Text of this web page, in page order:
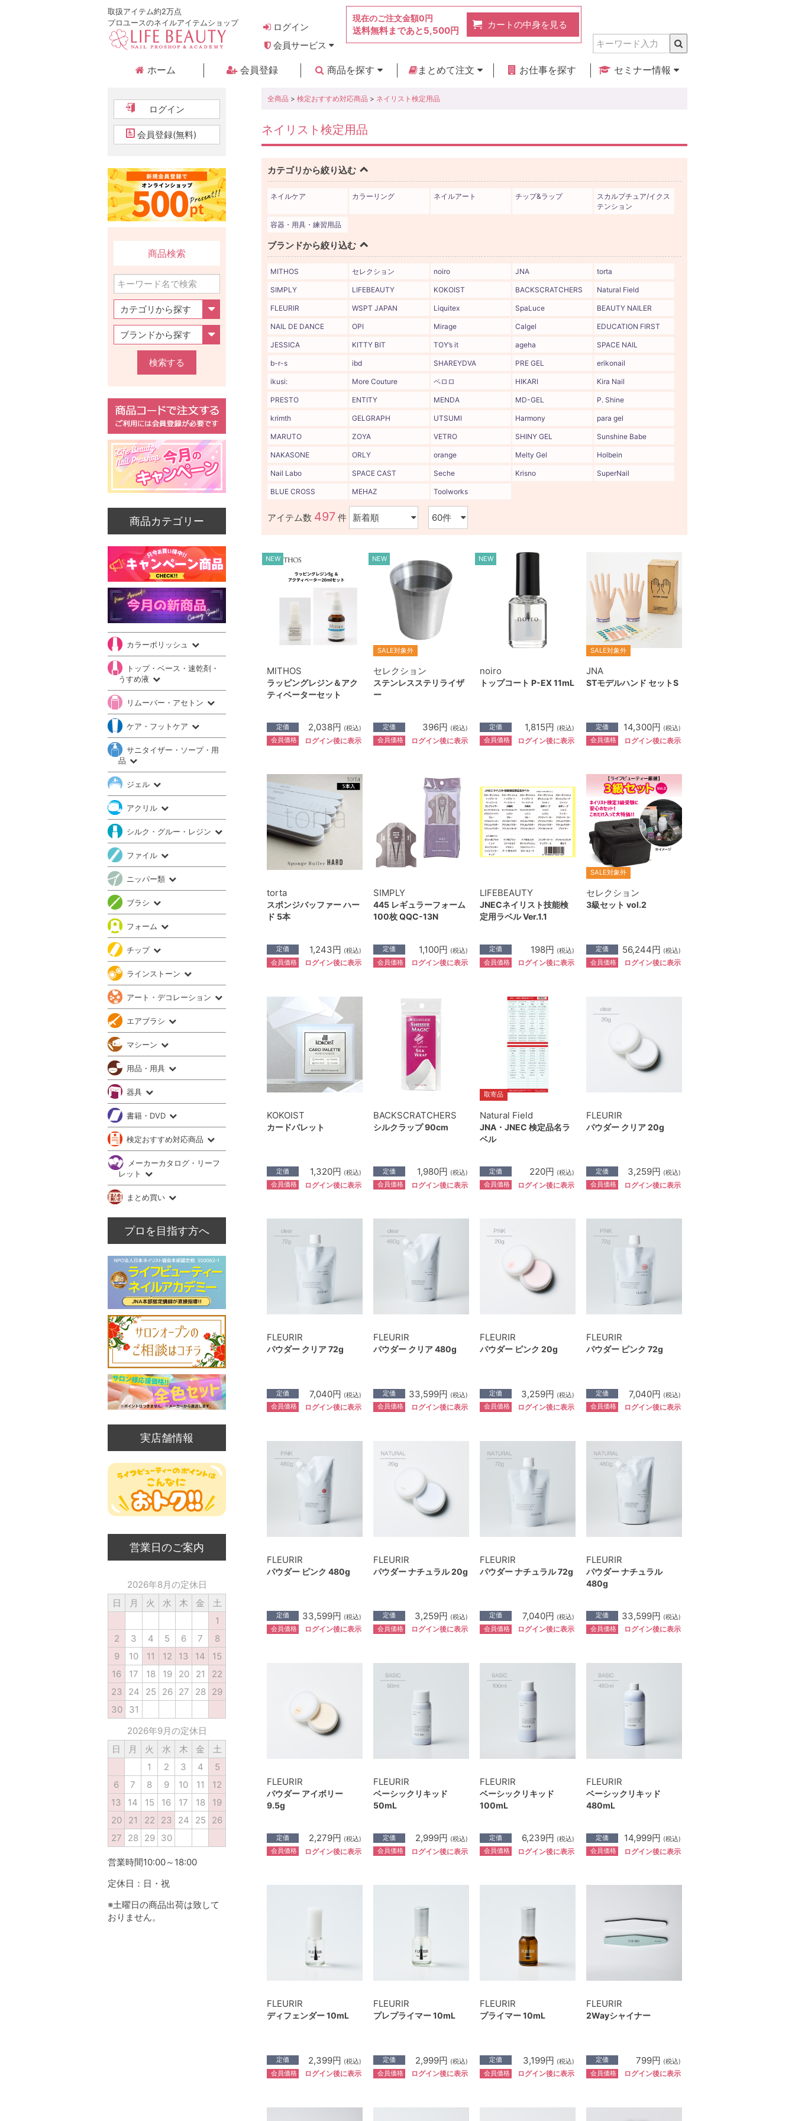
取扱アイテム約2万点
プロユースのネイルアイテムショップ
ログイン
会員サービス
現在のご注文金額0円
送料無料まであと5,500円
カートの中身を見る
ホーム 会員登録
商品を探す
まとめて注文
お仕事を探す
セミナー情報
全商品 > 検定おすすめ対応商品 > ネイリスト検定用品
ネイリスト検定用品
カテゴリから絞り込む
ネイルケア カラーリング ネイルアート チップ&ラップ
スカルプチュア/イクス
テンション
容器・用具・練習用品
ブランドから絞り込む
MITHOS セレクション noiro JNA torta
SIMPLY LIFEBEAUTY KOKOIST BACKSCRATCHERS Natural Field
FLEURIR WSPT JAPAN Liquitex SpaLuce BEAUTY NAILER
NAIL DE DANCE OPI Mirage Calgel EDUCATION FIRST
JESSICA KITTY BIT TOY’s it ageha SPACE NAIL
b-r-s ibd SHAREYDVA PRE GEL erikonail
ikusi: More Couture ペロロ HIKARI Kira Nail
PRESTO ENTITY MENDA MD-GEL P. Shine
krimth GELGRAPH UTSUMI Harmony para gel
MARUTO ZOYA VETRO SHINY GEL Sunshine Babe
NAKASONE ORLY orange Melty Gel Holbein
Nail Labo SPACE CAST Seche Krisno SuperNail
BLUE CROSS MEHAZ Toolworks
アイテム数 497 件
NEW
MITHOS
ラッピングレジン＆アク
ティベーターセット
定価 2,038円 (税込)
会員価格 ログイン後に表示
NEW
SALE対象外
セレクション
ステンレスステリライザ
ー
定価 396円 (税込)
会員価格 ログイン後に表示
NEW
noiro
トップコート P-EX 11mL
定価 1,815円 (税込)
会員価格 ログイン後に表示
SALE対象外
JNA
STモデルハンド セットS
定価 14,300円 (税込)
会員価格 ログイン後に表示
torta
スポンジバッファー ハー
ド 5本
定価 1,243円 (税込)
会員価格 ログイン後に表示
SIMPLY
445 レギュラーフォーム
100枚 QQC-13N
定価 1,100円 (税込)
会員価格 ログイン後に表示
LIFEBEAUTY
JNECネイリスト技能検
定用ラベル Ver.1.1
定価 198円 (税込)
会員価格 ログイン後に表示
SALE対象外
セレクション
3級セット vol.2
定価 56,244円 (税込)
会員価格 ログイン後に表示
KOKOIST
カードパレット
定価 1,320円 (税込)
会員価格 ログイン後に表示
BACKSCRATCHERS
シルクラップ 90cm
定価 1,980円 (税込)
会員価格 ログイン後に表示
取寄品
Natural Field
JNA・JNEC 検定品名ラ
ベル
定価 220円 (税込)
会員価格 ログイン後に表示
FLEURIR
パウダー クリア 20g
定価 3,259円 (税込)
会員価格 ログイン後に表示
FLEURIR
パウダー クリア 72g
定価 7,040円 (税込)
会員価格 ログイン後に表示
FLEURIR
パウダー クリア 480g
定価 33,599円 (税込)
会員価格 ログイン後に表示
FLEURIR
パウダー ピンク 20g
定価 3,259円 (税込)
会員価格 ログイン後に表示
FLEURIR
パウダー ピンク 72g
定価 7,040円 (税込)
会員価格 ログイン後に表示
FLEURIR
パウダー ピンク 480g
定価 33,599円 (税込)
会員価格 ログイン後に表示
FLEURIR
パウダー ナチュラル 20g
定価 3,259円 (税込)
会員価格 ログイン後に表示
FLEURIR
パウダー ナチュラル 72g
定価 7,040円 (税込)
会員価格 ログイン後に表示
FLEURIR
パウダー ナチュラル
480g
定価 33,599円 (税込)
会員価格 ログイン後に表示
FLEURIR
パウダー アイボリー
9.5g
定価 2,279円 (税込)
会員価格 ログイン後に表示
FLEURIR
ベーシックリキッド
50mL
定価 2,999円 (税込)
会員価格 ログイン後に表示
FLEURIR
ベーシックリキッド
100mL
定価 6,239円 (税込)
会員価格 ログイン後に表示
FLEURIR
ベーシックリキッド
480mL
定価 14,999円 (税込)
会員価格 ログイン後に表示
FLEURIR
ディフェンダー 10mL
定価 2,399円 (税込)
会員価格 ログイン後に表示
FLEURIR
プレプライマー 10mL
定価 2,999円 (税込)
会員価格 ログイン後に表示
FLEURIR
プライマー 10mL
定価 3,199円 (税込)
会員価格 ログイン後に表示
FLEURIR
2Wayシャイナー
定価 799円 (税込)
会員価格 ログイン後に表示
ログイン
会員登録(無料)
商品検索
検索する
商品カテゴリー
カラーポリッシュ
トップ・ベース・速乾剤・
うすめ液
リムーバー・アセトン
ケア・フットケア
サニタイザー・ソープ・用
品
ジェル
アクリル
シルク・グルー・レジン
ファイル
ニッパー類
ブラシ
フォーム
チップ
ラインストーン
アート・デコレーション
エアブラシ
マシーン
用品・用具
器具
書籍・DVD
検定おすすめ対応商品
メーカーカタログ・リーフ
レット
まとめ買い
プロを目指す方へ
実店舗情報
営業日のご案内
2026年8月の定休日
日
月 火 水 木 金
土
1
2
3 4 5 6 7
8
9
10 11 12 13 14
15
16
17 18 19 20 21
22
23
24 25 26 27 28
29
30
31
2026年9月の定休日
日
月 火 水 木 金
土
1
2 3 4
5
6
7 8 9 10 11
12
13
14 15 16 17 18
19
20
21 22 23 24 25
26
27
28 29 30
営業時間10:00～18:00
定休日：日・祝
※土曜日の商品出荷は致して
おりません。